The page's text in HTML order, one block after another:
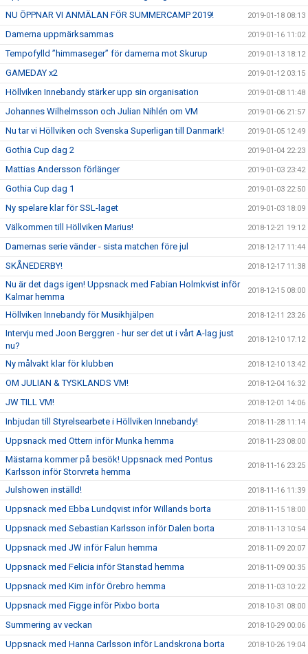
NU ÖPPNAR VI ANMÄLAN FÖR SUMMERCAMP 2019! 2019-01-18 08:13
Damerna uppmärksammas 2019-01-16 11:02
Tempofylld ”himmaseger” för damerna mot Skurup 2019-01-13 18:12
GAMEDAY x2 2019-01-12 03:15
Höllviken Innebandy stärker upp sin organisation 2019-01-08 11:48
Johannes Wilhelmsson och Julian Nihlén om VM 2019-01-06 21:57
Nu tar vi Höllviken och Svenska Superligan till Danmark! 2019-01-05 12:49
Gothia Cup dag 2 2019-01-04 22:23
Mattias Andersson förlänger 2019-01-03 23:42
Gothia Cup dag 1 2019-01-03 22:50
Ny spelare klar för SSL-laget 2019-01-03 18:09
Välkommen till Höllviken Marius! 2018-12-21 19:12
Damernas serie vänder - sista matchen före jul 2018-12-17 11:44
SKÅNEDERBY! 2018-12-17 11:38
Nu är det dags igen! Uppsnack med Fabian Holmkvist inför
Kalmar hemma
2018-12-15 08:00
Höllviken Innebandy för Musikhjälpen 2018-12-11 23:26
Intervju med Joon Berggren - hur ser det ut i vårt A-lag just
nu?
2018-12-10 17:12
Ny målvakt klar för klubben 2018-12-10 13:42
OM JULIAN & TYSKLANDS VM! 2018-12-04 16:32
JW TILL VM! 2018-12-01 14:06
Inbjudan till Styrelsearbete i Höllviken Innebandy! 2018-11-28 11:14
Uppsnack med Ottern inför Munka hemma 2018-11-23 08:00
Mästarna kommer på besök! Uppsnack med Pontus
Karlsson inför Storvreta hemma
2018-11-16 23:25
Julshowen inställd! 2018-11-16 11:39
Uppsnack med Ebba Lundqvist inför Willands borta 2018-11-15 18:00
Uppsnack med Sebastian Karlsson inför Dalen borta 2018-11-13 10:54
Uppsnack med JW inför Falun hemma 2018-11-09 20:07
Uppsnack med Felicia inför Stanstad hemma 2018-11-09 00:35
Uppsnack med Kim inför Örebro hemma 2018-11-03 10:22
Uppsnack med Figge inför Pixbo borta 2018-10-31 08:00
Summering av veckan 2018-10-29 00:06
Uppsnack med Hanna Carlsson inför Landskrona borta 2018-10-26 19:04